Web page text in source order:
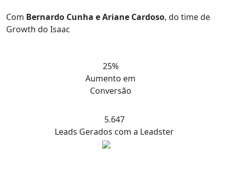
Com Bernardo Cunha e Ariane Cardoso, do time de
Growth do Isaac
25%
Aumento em
Conversão
5.647
Leads Gerados com a Leadster